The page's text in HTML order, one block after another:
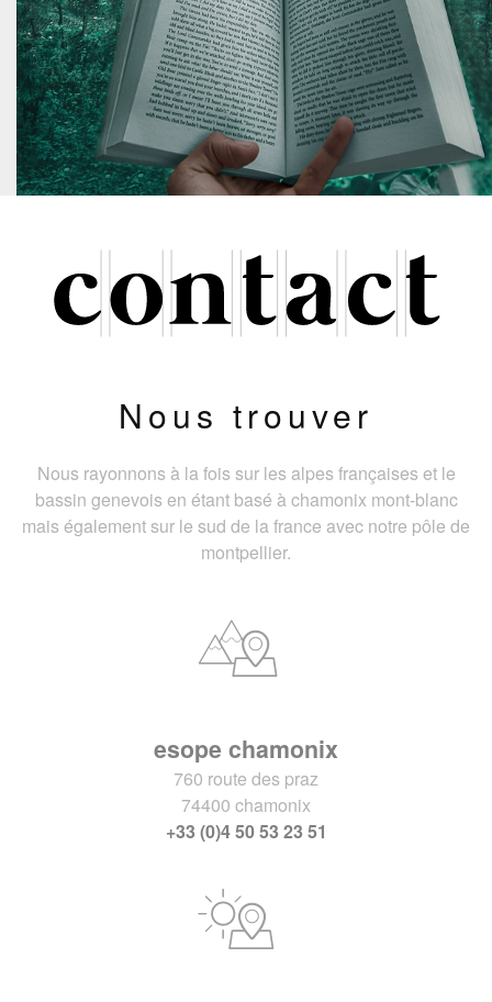
Nous trouver
Nous rayonnons à la fois sur les alpes françaises et le
bassin genevois en étant basé à chamonix mont-blanc
mais également sur le sud de la france avec notre pôle de
montpellier.
esope chamonix
760 route des praz
74400 chamonix
+33 (0)4 50 53 23 51